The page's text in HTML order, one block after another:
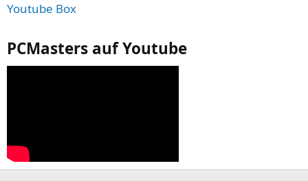
Youtube Box
PCMasters auf Youtube